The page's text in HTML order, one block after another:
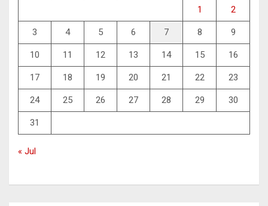
1 2
3 4 5 6 7 8 9
10 11 12 13 14 15 16
17 18 19 20 21 22 23
24 25 26 27 28 29 30
31
« Jul